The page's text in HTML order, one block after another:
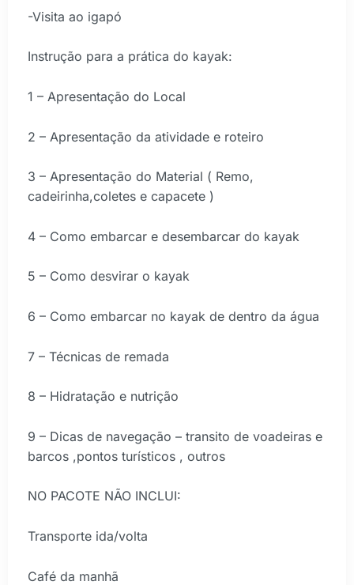
-Visita ao igapó
Instrução para a prática do kayak:
1 – Apresentação do Local
2 – Apresentação da atividade e roteiro
3 – Apresentação do Material ( Remo,
cadeirinha,coletes e capacete )
4 – Como embarcar e desembarcar do kayak
5 – Como desvirar o kayak
6 – Como embarcar no kayak de dentro da água
7 – Técnicas de remada
8 – Hidratação e nutrição
9 – Dicas de navegação – transito de voadeiras e
barcos ,pontos turísticos , outros
NO PACOTE NÃO INCLUI:
Transporte ida/volta
Café da manhã